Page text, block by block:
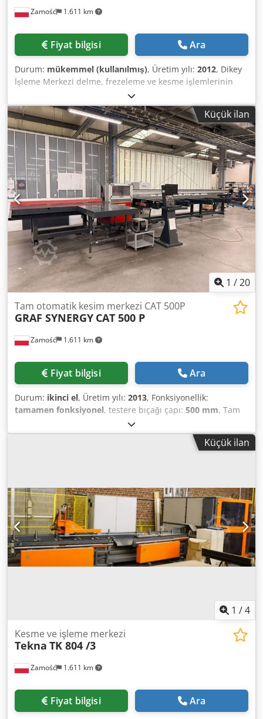
Zamość 1.611 km
Fiyat bilgisi Ara
Durum: mükemmel (kullanılmış), Üretim yılı: 2012, Dikey
İşleme Merkezi delme, frezeleme ve kesme işlemlerinin
yapılmasını mümkün kılar ve aşağıdaki iş parçalarında
kılavuzda belirtilen teknik olasılıklarda köşeleme: plastik,
PVC, ABS, metakrilat, polikarbonat, termoplastik, kompozit,
alüminyum. Dikey çalışma masası, iş parçalarının kolayca
beslenmesini ve çıkarılmasını sağlar ve makinenin
maksimum boyutunu gerekli minimumla sınırlar. Takım
değiştirme Makinenin yan tarafında bulunan 10 parçalı
magazinin kullanılması, iş parçasını tabladan çıkarmak
zorunda kalmadan çeşitli işlerin yapılmasına olanak tanır.
Maksimum iş parçası boyutları: X= 4200 mm Credpsmzbr
Ssfx Acaef Y= 1600 mm Z= 20mm Yüksek hızlı ilerleme hızı
(m/dak): X=30 Y=30 Z=15 Freze kafası grubu T1 ve T2: İş mili
gücü (kW) - 3,3 Hız (rpm) - maks 18000 Kelepçeli elektrikli iş
mili - ER32 Matkap kafası grubu T3: İş mili motor gücü (W) -
370 Hız (rpm) - maks 2800
Küçük ilan
1 /20
Zamość 1.611 km
Tam otomatik kesim merkezi CAT 500P
GRAF SYNERGY CAT 500 P
Fiyat bilgisi Ara
Durum: ikinci el, Üretim yılı: 2013, Fonksiyonellik:
tamamen fonksiyonel, testere bıçağı çapı: 500 mm, Tam
otomatik CNC kesim merkezi CAT500 Crjdex Ez Igopfx Acaef
Makine çalışır durumda ve kullanıma hazır Bıçak çapı: 500
mm Kesim açıları: -45°/90°/+45° Windows işletim sistemli
Küçük ilan
1 /4
Zamość 1.611 km
Kesme ve işleme merkezi
Tekna TK 804 /3
Fiyat bilgisi Ara